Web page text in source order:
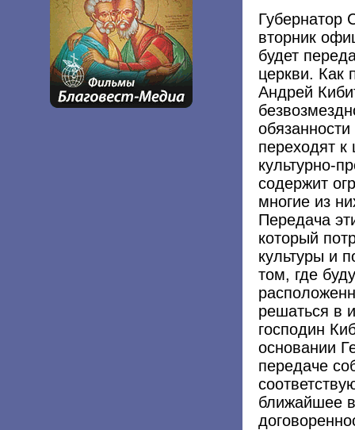
Губернатор
вторник
будет
церкви. Как
Андрей
переходят к
культурно-
содержит
многие из
Передача
который
культуры и
том, где
решаться в
господин
основании
передаче
ближайшее